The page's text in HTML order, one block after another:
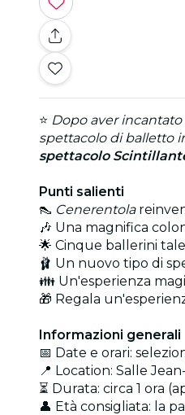
⭐ Dopo aver
spettacolo di balletto
spettacolo
Punti salienti
👠 Cenerentola
🎶 Una magnifica
🌟 Cinque ballerini
🩰 Un nuovo tipo di
👪 Un'esperienza
🎁 Regala
Informazioni generali
📅 Date e orari:
📍 Location: Salle
⏳ Durata: circa 1 ora
👤 Età consigliata: la